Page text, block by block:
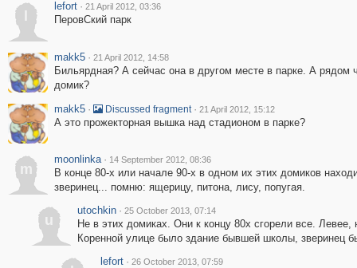
lefort · 21 April 2012, 03:36
ПеровСкий парк
makk5 · 21 April 2012, 14:58
Бильярдная? А сейчас она в другом месте в парке. А рядом
домик?
makk5 · Discussed fragment · 21 April 2012, 15:12
А это прожекторная вышка над стадионом в парке?
m
moonlinka · 14 September 2012, 08:36
В конце 80-х или начале 90-х в одном их этих домиков
зверинец... помню: ящерицу, питона, лису, попугая.
u
utochkin · 25 October 2013, 07:14
Не в этих домиках. Они к концу 80х сгорели все. Левее,
Коренной улице было здание бывшей школы, зверинец
lefort · 26 October 2013, 07:59